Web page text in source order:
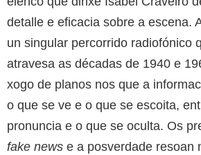
detalle e eficacia sobre a escena.
un singular percorrido radiofónico
atravesa as décadas de 1940 e
xogo de planos nos que a
o que se ve e o que se escoita,
pronuncia e o que se oculta. Os
fake news e a posverdade resoan